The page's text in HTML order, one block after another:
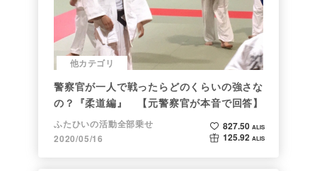
他カテゴリ
警察官が一人で戦ったらどのくらいの強さな
の？『柔道編』 【元警察官が本音で回答】
ふたひいの活動全部乗せ
2020/05/16
827.50 ALIS
125.92 ALIS